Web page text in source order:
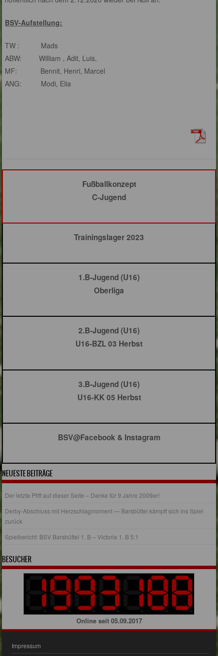
BSV-Aufstellung:
TW : Mads
ABW: William , Adit, Luis,
MF: Bennit, Henri, Marcel
ANG: Modi, Elia
Fußballkonzept
C-Jugend
Trainingslager 2023
1.B-Jugend (U16)
Oberliga
2.B-Jugend (U16)
U16-BZL 03 Herbst
3.B-Jugend (U16)
U16-KK 05 Herbst
BSV@Facebook & Instagram
NEUESTE BEITRÄGE
Der letzte Pfiff auf dieser Seite – Danke für 9 Jahre 2009er!
Derby-Abschluss mit Herzschlagmoment — Barsbüttel kämpft sich ins Spiel
zurück
Spielbericht: BSV Barsbüttel 1. B – Victoria 1. B 5:1
BESUCHER
Online seit 05.09.2017
Impressum